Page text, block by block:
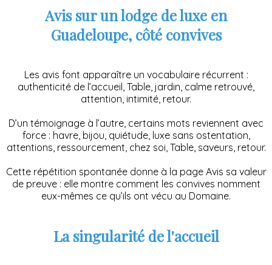
Avis sur un lodge de luxe en
Guadeloupe, côté convives
Les avis font apparaître un vocabulaire récurrent :
authenticité de l’accueil, Table, jardin, calme retrouvé,
attention, intimité, retour.
D’un témoignage à l’autre, certains mots reviennent avec
force : havre, bijou, quiétude, luxe sans ostentation,
attentions, ressourcement, chez soi, Table, saveurs, retour.
Cette répétition spontanée donne à la page Avis sa valeur
de preuve : elle montre comment les convives nomment
eux-mêmes ce qu’ils ont vécu au Domaine.
La singularité de l'accueil